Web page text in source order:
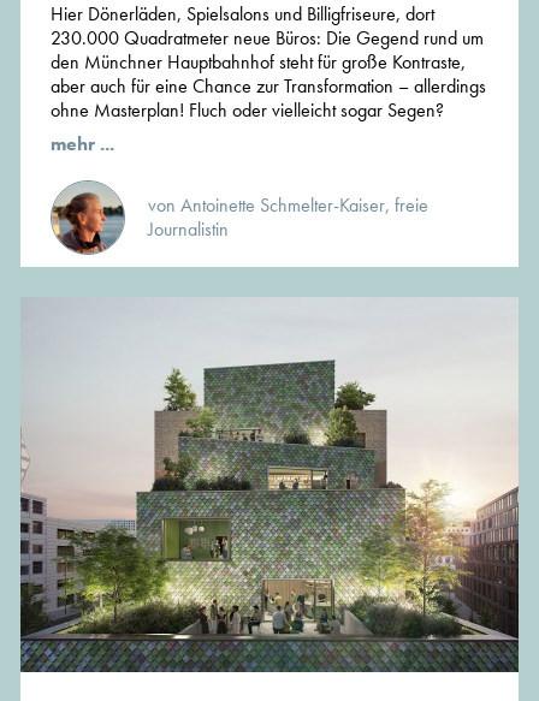
Hier Dönerläden, Spielsalons und Billigfriseure, dort
230.000 Quadratmeter neue Büros: Die Gegend rund um
den Münchner Hauptbahnhof steht für große Kontraste,
aber auch für eine Chance zur Transformation – allerdings
ohne Masterplan! Fluch oder vielleicht sogar Segen?
mehr ...
von Antoinette Schmelter-Kaiser, freie
Journalistin